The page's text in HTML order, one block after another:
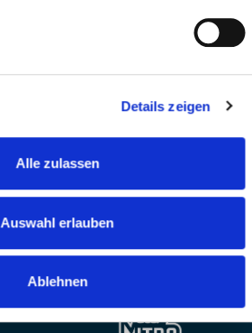
Details zeigen
Alle zulassen
Auswahl erlauben
Ablehnen